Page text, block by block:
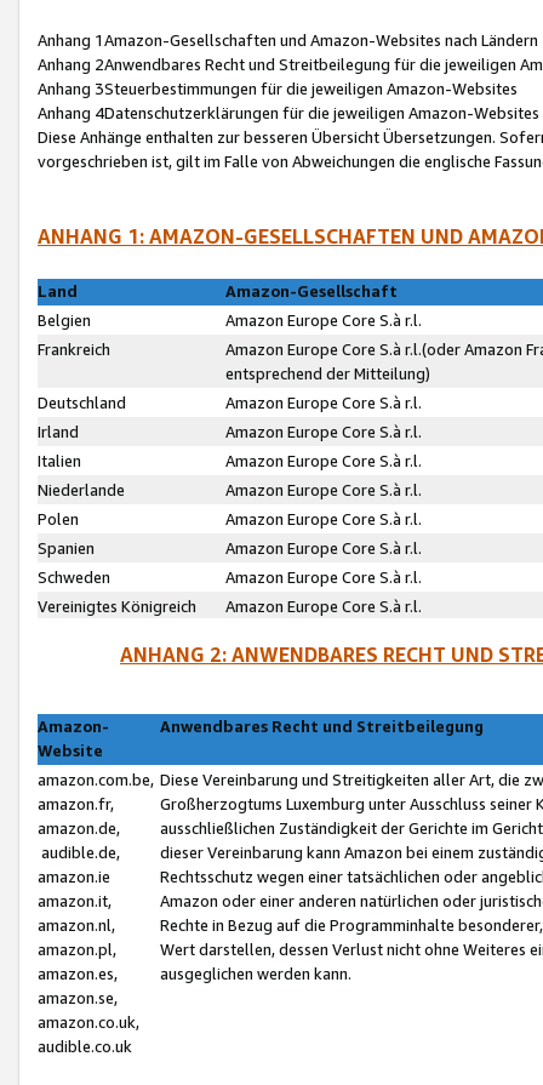
Anhang 1Amazon-Gesellschaften und Amazon-Websites nach Ländern
Anhang 2Anwendbares Recht und Streitbeilegung für die jeweiligen
Anhang 3Steuerbestimmungen für die jeweiligen Amazon-Websites
Anhang 4Datenschutzerklärungen für die jeweiligen Amazon-Websites
Diese Anhänge enthalten zur besseren Übersicht Übersetzungen.
vorgeschrieben ist, gilt im Falle von Abweichungen die englische
ANHANG 1: AMAZON-GESELLSCHAFTEN UND
Land
Amazon-Gesellschaft
Belgien
Amazon Europe Core S.à r.l.
Frankreich
Amazon Europe Core S.à r.l.(oder Amazon
entsprechend der Mitteilung)
Deutschland
Amazon Europe Core S.à r.l.
Irland
Amazon Europe Core S.à r.l.
Italien
Amazon Europe Core S.à r.l.
Niederlande
Amazon Europe Core S.à r.l.
Polen
Amazon Europe Core S.à r.l.
Spanien
Amazon Europe Core S.à r.l.
Schweden
Amazon Europe Core S.à r.l.
Vereinigtes Königreich
Amazon Europe Core S.à r.l.
ANHANG 2: ANWENDBARES RECHT UND
Amazon-
Website
Anwendbares Recht und Streitbeilegung
amazon.com.be,
amazon.fr,
amazon.de,
audible.de,
amazon.ie
amazon.it,
amazon.nl,
amazon.pl,
amazon.es,
amazon.se,
amazon.co.uk,
audible.co.uk
Diese Vereinbarung und Streitigkeiten aller Art, die
Großherzogtums Luxemburg unter Ausschluss
ausschließlichen Zuständigkeit der Gerichte im
dieser Vereinbarung kann Amazon bei einem
Rechtsschutz wegen einer tatsächlichen oder
Amazon oder einer anderen natürlichen oder
Rechte in Bezug auf die Programminhalte
Wert darstellen, dessen Verlust nicht ohne Weiteres
ausgeglichen werden kann.